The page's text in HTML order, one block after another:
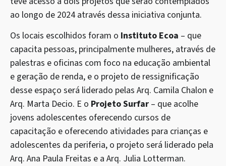
ao longo de 2024 através dessa iniciativa conjunta.
Os locais escolhidos foram o Instituto Ecoa – que
capacita pessoas, principalmente mulheres, através de
palestras e oficinas com foco na educação ambiental
e geração de renda, e o projeto de ressignificação
desse espaço será liderado pelas Arq. Camila Chalon e
Arq. Marta Decio. E o Projeto Surfar – que acolhe
jovens adolescentes oferecendo cursos de
capacitação e oferecendo atividades para crianças e
adolescentes da periferia, o projeto será liderado pela
Arq. Ana Paula Freitas e a Arq. Julia Lotterman.